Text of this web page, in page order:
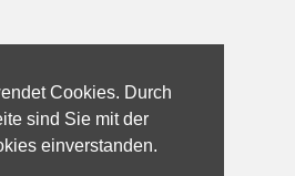
Cookies. Durch
sind Sie mit der
einverstanden.